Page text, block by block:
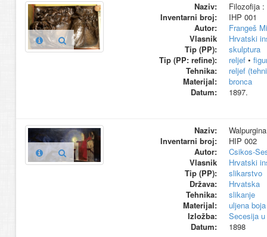
Naziv:
Filozofija :
Inventarni broj:
IHP 001
Autor:
Frangeš
Vlasnik
Hrvatski
Tip (PP):
skulptura
Tip (PP: refine):
reljef•
Tehnika:
reljef
Materijal:
bronca
Datum:
1897.
Naziv:
Inventarni broj:
HIP 002
Autor:
Csikos-
Vlasnik
Hrvatski
Tip (PP):
slikarstvo
Država:
Hrvatska
Tehnika:
slikanje
Materijal:
uljena boja
Izložba:
Secesija
Datum:
1898